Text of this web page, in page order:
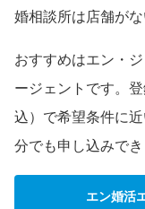
婚相談所は店舗が
おすすめはエン・
ージェントです。
込）で希望条件に
分でも申し込みでき
エン婚活